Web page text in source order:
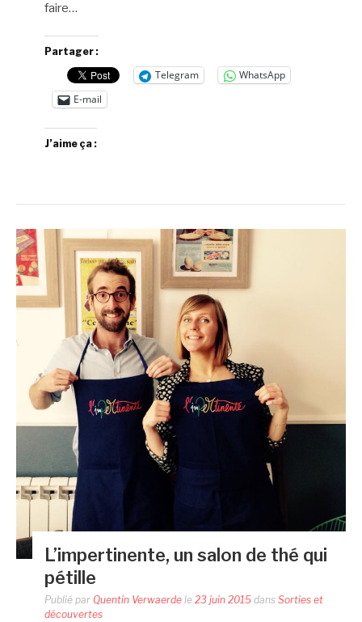
faire…
Partager :
Telegram
WhatsApp
E-mail
J’aime ça :
L’impertinente, un salon de thé qui
pétille
Publié par Quentin Verwaerde le 23 juin 2015 dans Sorties et
découvertes